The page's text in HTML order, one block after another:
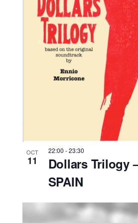
OCT
11
22:00 -23:30
Dollars Trilogy
SPAIN